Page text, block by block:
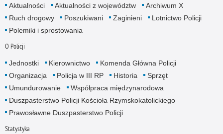
Aktualności Aktualności z województw
Archiwum X
Ruch drogowy
Poszukiwani Zaginieni
Lotnictwo Policji
Polemiki i sprostowania
O Policji
Jednostki Kierownictwo
Komenda Główna Policji
Organizacja
Policja w III RP Historia
Sprzęt
Umundurowanie
Współpraca międzynarodowa
Duszpasterstwo Policji Kościoła Rzymskokatolickiego
Prawosławne Duszpasterstwo Policji
Statystyka